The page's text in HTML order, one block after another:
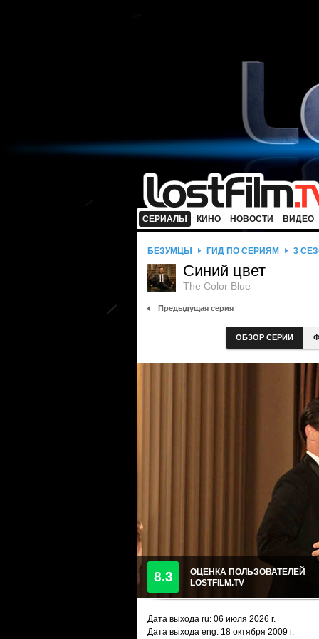
СЕРИАЛЫ КИНО НОВОСТИ ВИДЕО
БЕЗУМЦЫ ГИД ПО СЕРИЯМ 3
Синий цвет
The Color Blue
Предыдущая серия
ОБЗОР СЕРИИ
8.3
ОЦЕНКА ПОЛЬЗОВАТЕЛЕЙ
LOSTFILM.TV
Дата выхода ru: 06 июля 2026 г.
Дата выхода eng: 18 октября 2009 г.